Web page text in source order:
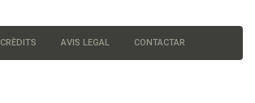
CRÈDITS AVIS LEGAL CONTACTAR